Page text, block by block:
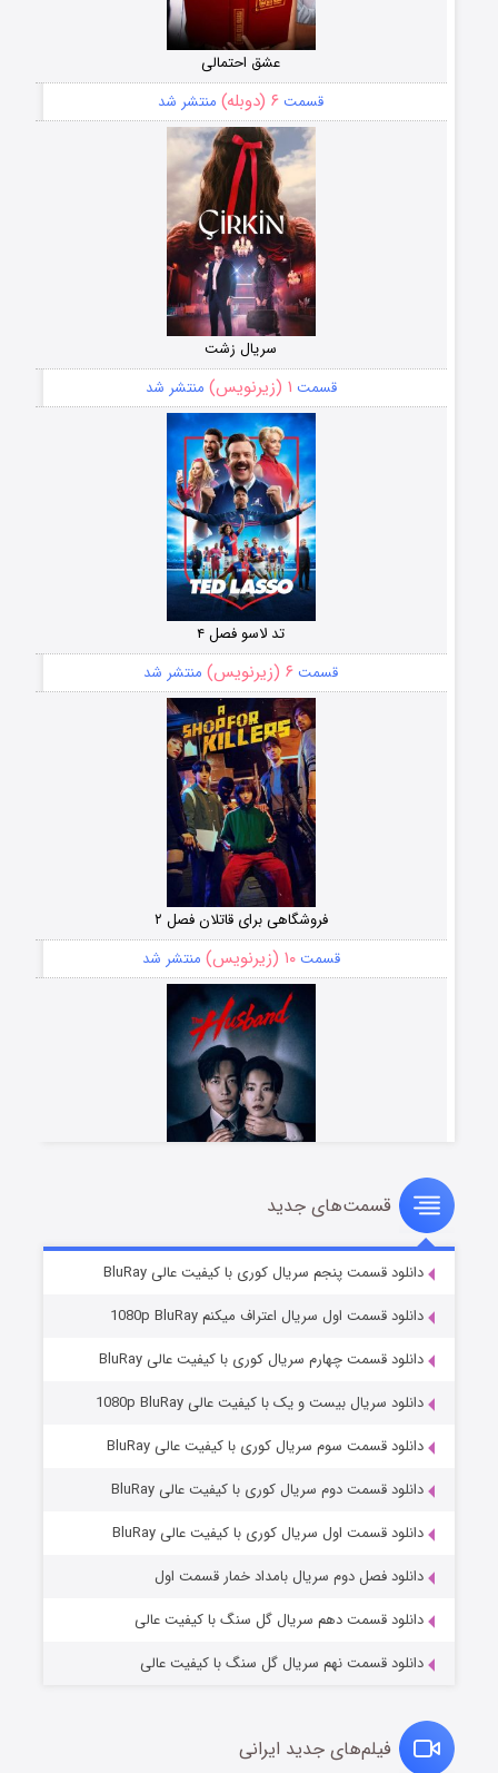
عشق احتمالی
قسمت ۶ (دوبله) منتشر شد
سریال زشت
قسمت ۱ (زیرنویس) منتشر شد
تد لاسو فصل ۴
قسمت ۶ (زیرنویس) منتشر شد
فروشگاهی برای قاتلان فصل ۲
قسمت۱۰ (زیرنویس) منتشر شد
قسمت۸ (زیرنویس) منتشر شد
عملیات آپارتمان
قسمت۲ (زیرنویس) منتشر شد
قسمت‌های جدید
دانلود قسمت پنجم سریال کوری با کیفیت عالی BluRay
دانلود قسمت اول سریال اعتراف میکنم 1080p BluRay
دانلود قسمت چهارم سریال کوری با کیفیت عالی BluRay
دانلود سریال بیست و یک با کیفیت عالی 1080p BluRay
دانلود قسمت سوم سریال کوری با کیفیت عالی BluRay
دانلود قسمت دوم سریال کوری با کیفیت عالی BluRay
دانلود قسمت اول سریال کوری با کیفیت عالی BluRay
دانلود فصل دوم سریال بامداد خمار قسمت اول
دانلود قسمت دهم سریال گل سنگ با کیفیت عالی
دانلود قسمت نهم سریال گل سنگ با کیفیت عالی
فیلم‌های جدید ایرانی